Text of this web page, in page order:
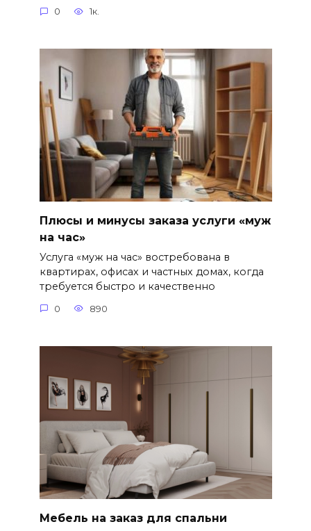
0 1к.
Плюсы и минусы заказа услуги «муж
на час»
Услуга «муж на час» востребована в
квартирах, офисах и частных домах, когда
требуется быстро и качественно
0 890
Мебель на заказ для спальни